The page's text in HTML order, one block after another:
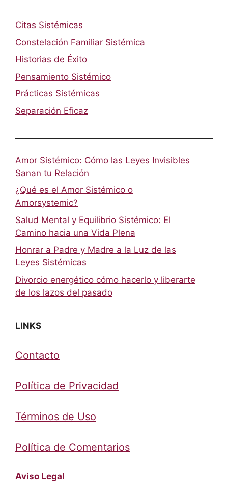
Citas Sistémicas
Constelación Familiar Sistémica
Historias de Éxito
Pensamiento Sistémico
Prácticas Sistémicas
Separación Eficaz
Amor Sistémico: Cómo las Leyes Invisibles
Sanan tu Relación
¿Qué es el Amor Sistémico o
Amorsystemic?
Salud Mental y Equilibrio Sistémico: El
Camino hacia una Vida Plena
Honrar a Padre y Madre a la Luz de las
Leyes Sistémicas
Divorcio energético cómo hacerlo y liberarte
de los lazos del pasado
LINKS
Contacto
Política de Privacidad
Términos de Uso
Política de Comentarios
Aviso Legal